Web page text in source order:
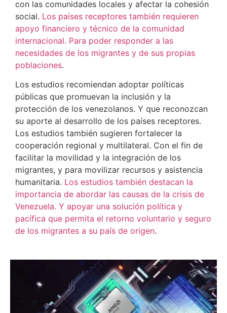
con las comunidades locales y afectar la cohesión
social. Los países receptores también requieren
apoyo financiero y técnico de la comunidad
internacional. Para poder responder a las
necesidades de los migrantes y de sus propias
poblaciones.
Los estudios recomiendan adoptar políticas
públicas que promuevan la inclusión y la
protección de los venezolanos. Y que reconozcan
su aporte al desarrollo de los países receptores.
Los estudios también sugieren fortalecer la
cooperación regional y multilateral. Con el fin de
facilitar la movilidad y la integración de los
migrantes, y para movilizar recursos y asistencia
humanitaria. Los estudios también destacan la
importancia de abordar las causas de la crisis de
Venezuela. Y apoyar una solución política y
pacífica que permita el retorno voluntario y seguro
de los migrantes a su país de origen.